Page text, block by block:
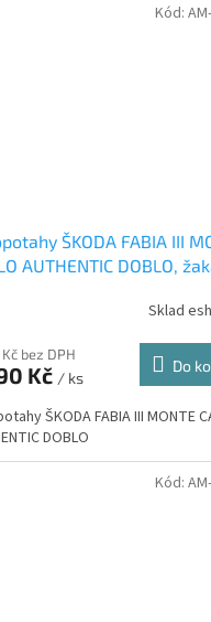
ŠKODA FABIA III
AUTHENTIC DOBLO,
Sklad
bez DPH
Kč / ks
Do
ŠKODA FABIA III MONTE
DOBLO
Kód:
Kód: